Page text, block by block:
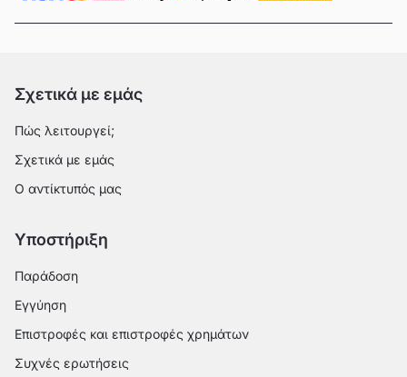
Σχετικά με εμάς
Πώς λειτουργεί;
Σχετικά με εμάς
Ο αντίκτυπός μας
Υποστήριξη
Παράδοση
Εγγύηση
Επιστροφές και επιστροφές χρημάτων
Συχνές ερωτήσεις